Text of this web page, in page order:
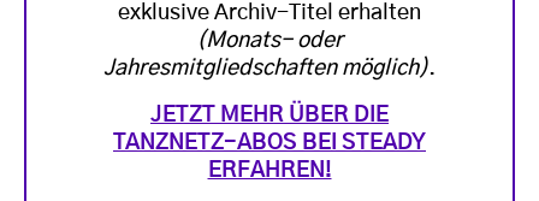
exklusive Archiv-Titel erhalten
(Monats- oder
Jahresmitgliedschaften möglich).
JETZT MEHR ÜBER DIE
TANZNETZ-ABOS BEI STEADY
ERFAHREN!